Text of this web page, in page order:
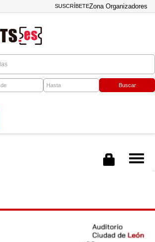
SUSCRÍBETEZona Organizadores
Buscar